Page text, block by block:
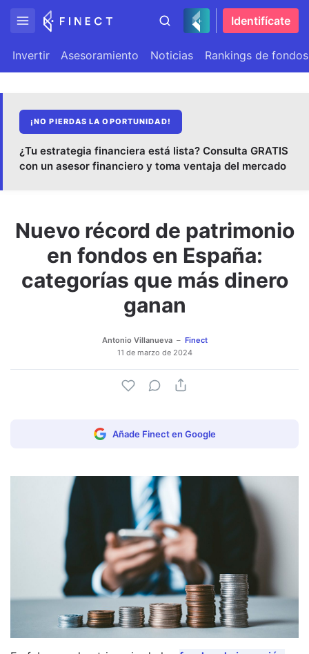
Identifícate
Invertir Asesoramiento Noticias Rankings de fondos
¡NO PIERDAS LA OPORTUNIDAD!
¿Tu estrategia financiera está lista? Consulta GRATIS
con un asesor financiero y toma ventaja del mercado
Nuevo récord de patrimonio
en fondos en España:
categorías que más dinero
ganan
Antonio Villanueva
Finect
11 de marzo de 2024
Añade Finect en Google